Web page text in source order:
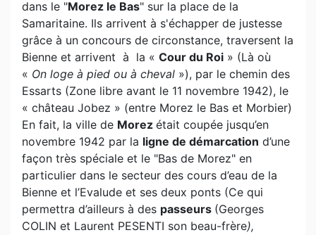
dans le "Morez le Bas" sur la place de la
Samaritaine. Ils arrivent à s'échapper de justesse
grâce à un concours de circonstance, traversent la
Bienne et arrivent à la « Cour du Roi » (Là où
« On loge à pied ou à cheval »), par le chemin des
Essarts (Zone libre avant le 11 novembre 1942), le
« château Jobez » (entre Morez le Bas et Morbier)
En fait, la ville de Morez était coupée jusqu’en
novembre 1942 par la ligne de démarcation d’une
façon très spéciale et le "Bas de Morez" en
particulier dans le secteur des cours d’eau de la
Bienne et l’Evalude et ses deux ponts (Ce qui
permettra d’ailleurs à des passeurs (Georges
COLIN et Laurent PESENTI son beau-frère),